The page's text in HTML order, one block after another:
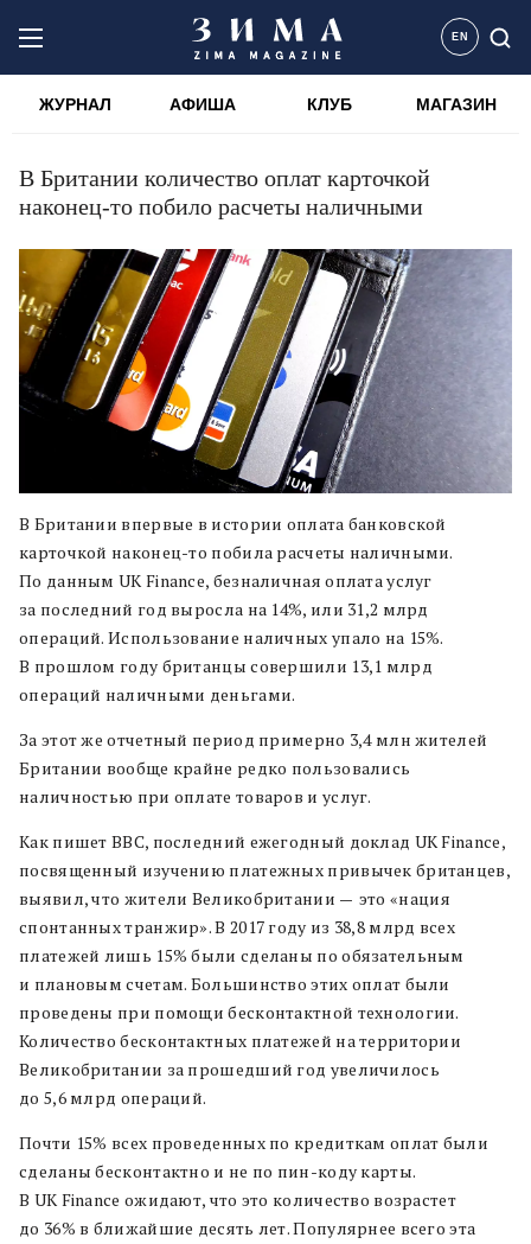
EN
ЖУРНАЛ АФИША КЛУБ МАГАЗИН
В Британии количество оплат карточкой
наконец-то побило расчеты наличными
В Британии впервые в истории оплата банковской
карточкой наконец-то побила расчеты наличными.
По данным UK Finance, безналичная оплата услуг
за последний год выросла на 14%, или 31,2 млрд
операций. Использование наличных упало на 15%.
В прошлом году британцы совершили 13,1 млрд
операций наличными деньгами.
За этот же отчетный период примерно 3,4 млн жителей
Британии вообще крайне редко пользовались
наличностью при оплате товаров и услуг.
Как пишет BBC, последний ежегодный доклад UK Finance,
посвященный изучению платежных привычек британцев,
выявил, что жители Великобритании — это «нация
спонтанных транжир». В 2017 году из 38,8 млрд всех
платежей лишь 15% были сделаны по обязательным
и плановым счетам. Большинство этих оплат были
проведены при помощи бесконтактной технологии.
Количество бесконтактных платежей на территории
Великобритании за прошедший год увеличилось
до 5,6 млрд операций.
Почти 15% всех проведенных по кредиткам оплат были
сделаны бесконтактно и не по пин-коду карты.
В UK Finance ожидают, что это количество возрастет
до 36% в ближайшие десять лет. Популярнее всего эта